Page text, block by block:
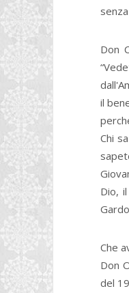
Don
il
Chi
Dio,
Che
Don
del